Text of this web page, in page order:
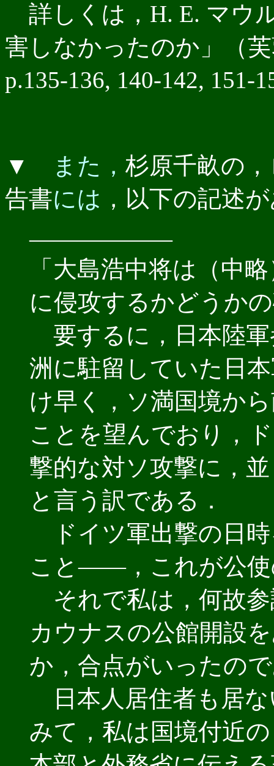
詳しくは，H. E. マウ
害しなかったのか」（
p.135-136, 140-142, 151-
▼ また， 杉原千畝の
告書には ，以下の記述
――――――
「大島浩中将は（中
に侵攻するかどうか
要するに，日本陸軍
洲に駐留していた日
け早く，ソ満国境か
ことを望んでおり，
撃的な対ソ攻撃に，
と言う訳である．
ドイツ軍出撃の日
こと――，これが公使
それで私は，何故
カウナスの公館開設
か，合点がいったの
日本人居住者も居
みて，私は国境付近